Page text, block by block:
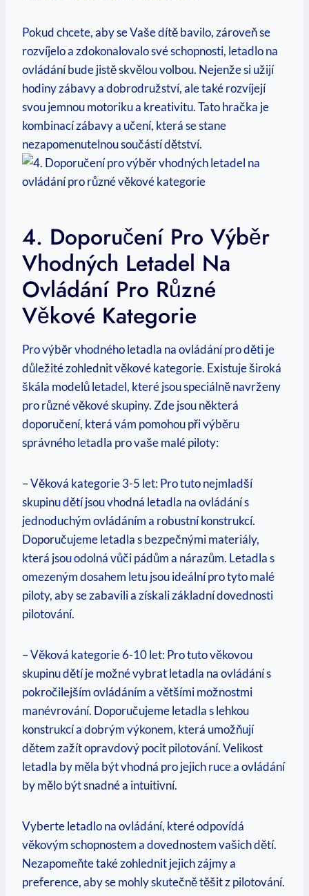
Pokud chcete, aby se Vaše dítě bavilo, zároveň se
rozvíjelo a zdokonalovalo své schopnosti, letadlo na
ovládání bude jistě skvělou volbou. Nejenže si užijí
hodiny zábavy a dobrodružství, ale také rozvíjejí
svou jemnou motoriku a kreativitu. Tato hračka je
kombinací zábavy a učení, která se stane
nezapomenutelnou součástí dětství.
4. Doporučení Pro Výběr
Vhodných Letadel Na
Ovládání Pro Různé
Věkové Kategorie
Pro výběr vhodného letadla na ovládání pro děti je
důležité zohlednit věkové kategorie. Existuje široká
škála modelů letadel, které jsou speciálně navrženy
pro různé věkové skupiny. Zde jsou některá
doporučení, která vám pomohou při výběru
správného letadla pro vaše malé piloty:
– Věková kategorie 3-5 let: Pro tuto nejmladší
skupinu dětí jsou vhodná letadla na ovládání s
jednoduchým ovládáním a robustní konstrukcí.
Doporučujeme letadla s bezpečnými materiály,
která jsou odolná vůči pádům a nárazům. Letadla s
omezeným dosahem letu jsou ideální pro tyto malé
piloty, aby se zabavili a získali základní dovednosti
pilotování.
– Věková kategorie 6-10 let: Pro tuto věkovou
skupinu dětí je možné vybrat letadla na ovládání s
pokročilejším ovládáním a většími možnostmi
manévrování. Doporučujeme letadla s lehkou
konstrukcí a dobrým výkonem, která umožňují
dětem zažít opravdový pocit pilotování. Velikost
letadla by měla být vhodná pro jejich ruce a ovládání
by mělo být snadné a intuitivní.
Vyberte letadlo na ovládání, které odpovídá
věkovým schopnostem a dovednostem vašich dětí.
Nezapomeňte také zohlednit jejich zájmy a
preference, aby se mohly skutečně těšit z pilotování.